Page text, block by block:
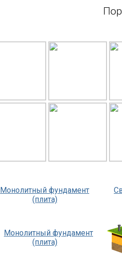
Монолитный фундамент
(плита)